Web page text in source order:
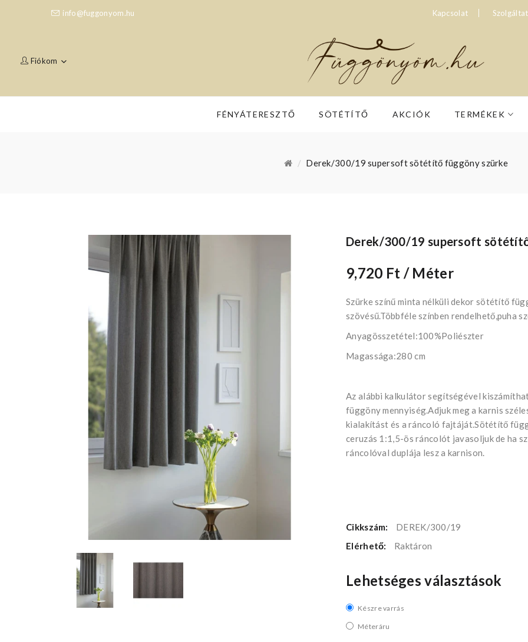
info@fuggonyom.hu Kapcsolat
Fiókom
FÉNYÁTERESZTŐ SÖTÉTÍTŐ AKCIÓK TERMÉKEK
Derek/300/19 supersoft sötétítő függöny szürke
Derek/300/19 supersoft
9,720 Ft / Méter
Szürke színű minta nélküli dekor sötétítő
szövésű.Többféle színben rendelhető,puha
Anyagösszetétel:100%Poliészter
Magassága:280 cm
Az alábbi kalkulátor segítségével
függöny mennyiség.Adjuk meg a karnis
kialakítást és a ráncoló fajtáját.Sötétítő
ceruzás 1:1,5-ös ráncolót javasoljuk de ha
ráncolóval duplája lesz a karnison.
Cikkszám:
DEREK/300/19
Elérhető:
Raktáron
Lehetséges választások
Készre varrás
Méteráru